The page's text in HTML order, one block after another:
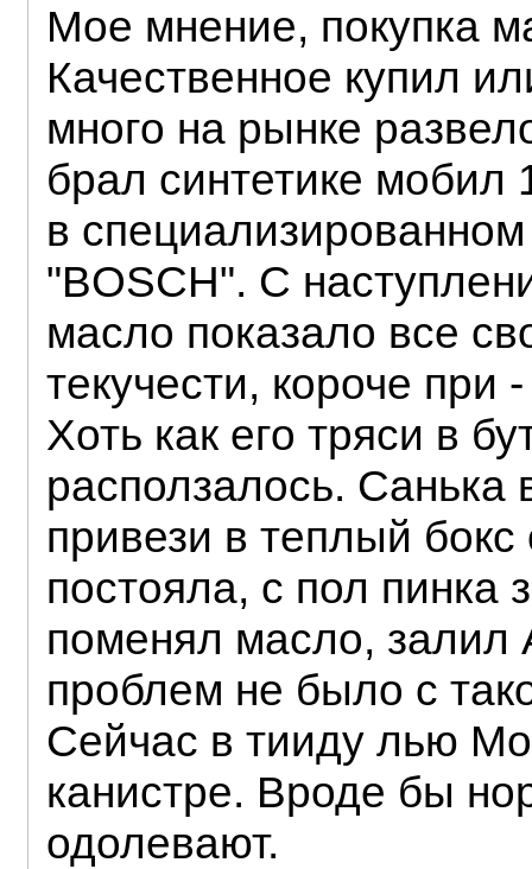
Мое мнение, покупка
Качественное купил
много на рынке
брал синтетике мобил
в
"BOSCH". С
масло показало все
текучести, короче при
Хоть как его тряси в
расползалось. Санька
привези в теплый
постояла, с пол пинка
поменял масло,
проблем не было с
Сейчас в тииду лью
канистре. Вроде бы
одолевают.